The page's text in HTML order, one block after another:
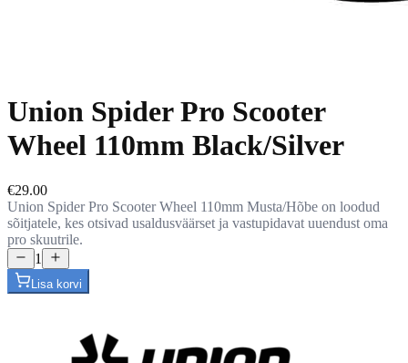
Union Spider Pro Scooter
Wheel 110mm Black/Silver
€29.00
Union Spider Pro Scooter Wheel 110mm Musta/Hõbe on loodud
sõitjatele, kes otsivad usaldusväärset ja vastupidavat uuendust oma
pro skuutrile.
1
Lisa korvi